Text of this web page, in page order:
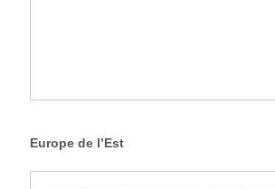
Europe de l’Est